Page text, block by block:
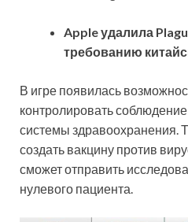
Apple удалила
требованию
В игре появилась
контролировать
системы здравоохранения.
создать вакцину против
сможет отправить
нулевого пациента.